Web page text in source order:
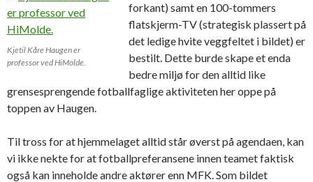
Kjetil Kåre Haugen er
professor ved HiMolde.
forkant) samt en 100-tommers
flatskjerm-TV (strategisk plassert på
det ledige hvite veggfeltet i bildet) er
bestilt. Dette burde skape et enda
bedre miljø for den alltid like
grensesprengende fotballfaglige aktiviteten her oppe på
toppen av Haugen.
Til tross for at hjemmelaget alltid står øverst på agendaen, kan
vi ikke nekte for at fotballpreferansene innen teamet faktisk
også kan inneholde andre aktører enn MFK. Som bildet